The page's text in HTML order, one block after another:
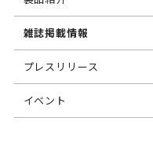
雑誌掲載情報
プレスリリース
イベント